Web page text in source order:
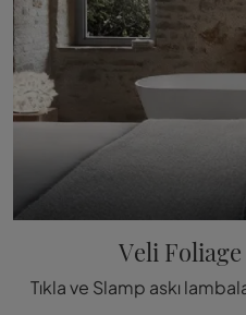
Veli